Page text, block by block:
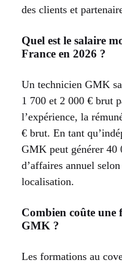
des clients et
Quel est le salaire
France en 2026 ?
Un technicien GMK
1 700 et 2 000 € brut
l’expérience, la
€ brut. En tant
GMK peut générer 40
d’affaires annuel
localisation.
Combien coûte
GMK ?
Les formations au